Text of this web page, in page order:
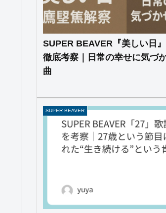
SUPER BEAVER『美しい日
徹底考察｜日常の幸せに気づ
曲
SUPER BEAVER